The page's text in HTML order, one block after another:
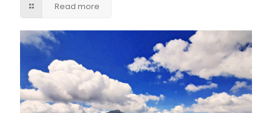
Read more